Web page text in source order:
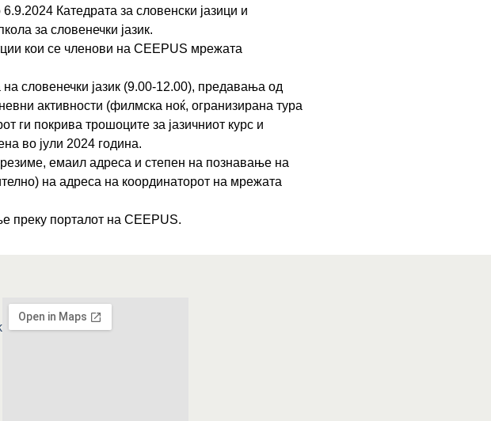
Катедрата за словенски јазици и
за словенечки јазик.
кои се членови на CEEPUS мрежата
словенечки јазик (9.00-12.00), предавања од
активности (филмска ноќ, огранизирана тура
ги покрива трошоците за јазичниот курс и
во јули 2024 година.
емаил адреса и степен на познавање на
на адреса на координаторот на мрежата
преку порталот на CEEPUS.